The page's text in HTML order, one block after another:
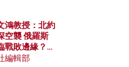
鴻教授：北約
空襲 俄羅斯
戰敗邊緣？中
部件能左右戰
編輯部